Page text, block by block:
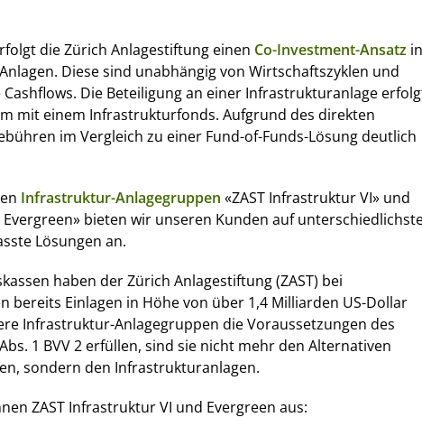
die Zürich Anlagestiftung einen Co-Investment-Ansatz in
Diese sind unabhängig von Wirtschaftszyklen und
Die Beteiligung an einer Infrastrukturanlage
mit einem Infrastrukturfonds. Aufgrund des direkten
im Vergleich zu einer Fund-of-Funds-Lösung deutlich
Infrastruktur-Anlagegruppen «ZAST Infrastruktur VI» und
bieten wir unseren Kunden auf
Lösungen an.
haben der Zürich Anlagestiftung (ZAST) bei
bereits Einlagen in Höhe von über 1,4 Milliarden US-Dollar
Infrastruktur-Anlagegruppen die Voraussetzungen des
1 BVV 2 erfüllen, sind sie nicht mehr den Alternativen
sondern den Infrastrukturanlagen.
ZAST Infrastruktur VI und Evergreen aus: